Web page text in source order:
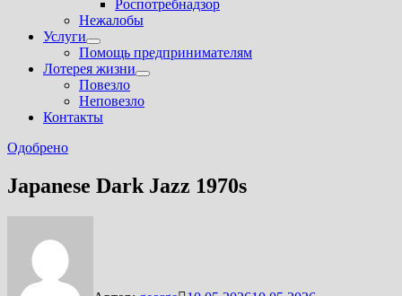
Роспотребнадзор
Нежалобы
Услуги
Показать
подменю
Помощь предпринимателям
Лотерея жизни
Показать
Повезло
Неповезло
Контакты
Одобрено
Japanese Dark Jazz 1970s